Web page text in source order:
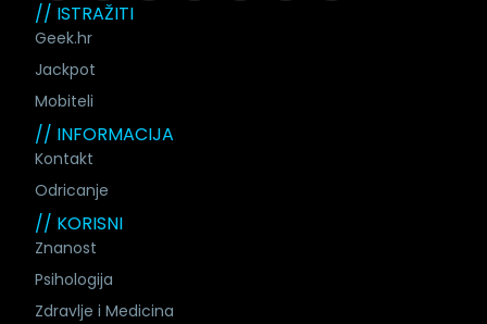
// ISTRAŽITI
Geek.hr
Jackpot
Mobiteli
// INFORMACIJA
Kontakt
Odricanje
// KORISNI
Znanost
Psihologija
Zdravlje i Medicina